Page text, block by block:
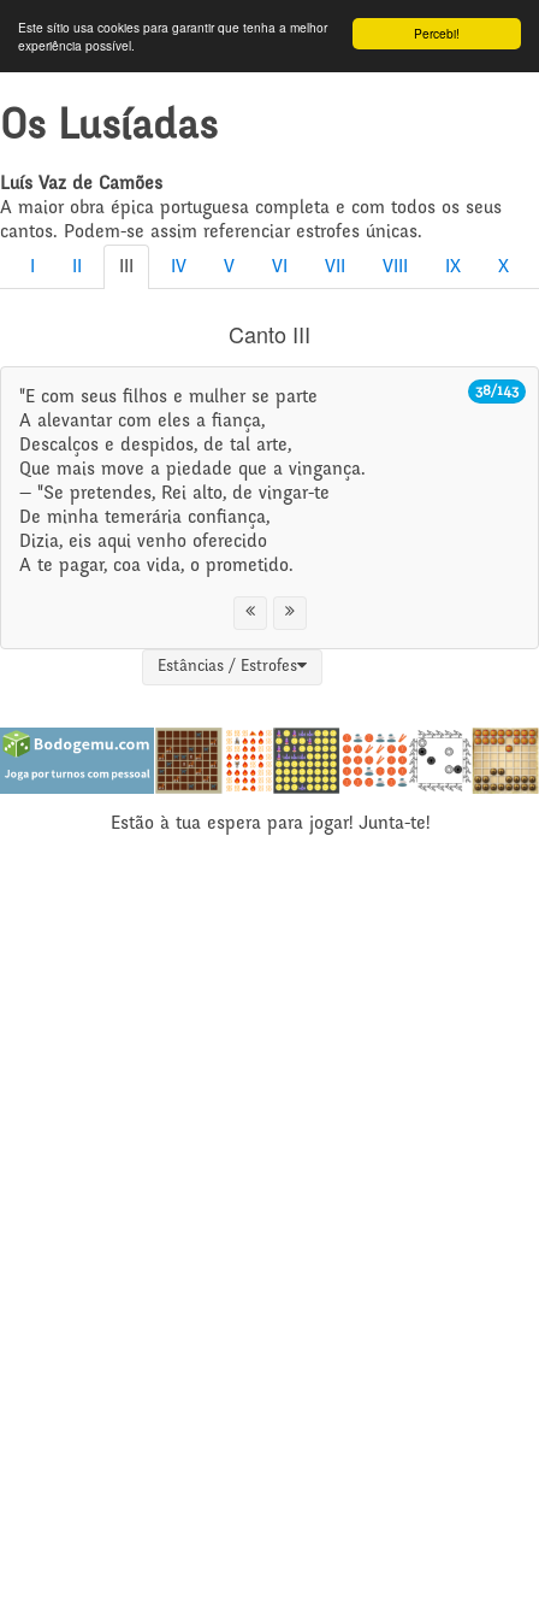
Percebi!
Este sítio usa cookies para garantir que tenha a melhor
experiência possível.
Os Lusíadas
Luís Vaz de Camões
A maior obra épica portuguesa completa e com todos os seus
cantos. Podem-se assim referenciar estrofes únicas.
IV V VI VII VIII IX X
Canto III
38/143
"E com seus filhos e mulher se parte
A alevantar com eles a fiança,
Descalços e despidos, de tal arte,
Que mais move a piedade que a vingança.
— "Se pretendes, Rei alto, de vingar-te
De minha temerária confiança,
Dizia, eis aqui venho oferecido
A te pagar, coa vida, o prometido.
Estâncias / Estrofes
Estão à tua espera para jogar! Junta-te!